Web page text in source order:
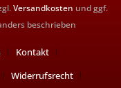
Versandkosten und ggf.
beschrieben
Kontakt
Widerrufsrecht